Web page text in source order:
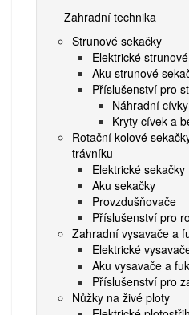
Zahradní technika
Strunové sekačky
Elektrické
Aku strunové
Příslušenství pro
Náhradní
Kryty cívek a
Rotační kolové
trávníku
Elektrické sekačky
Aku sekačky
Provzdušňovače
Příslušenství pro
Zahradní vysavače a
Elektrické
Aku vysavače a
Příslušenství pro
Nůžky na živé ploty